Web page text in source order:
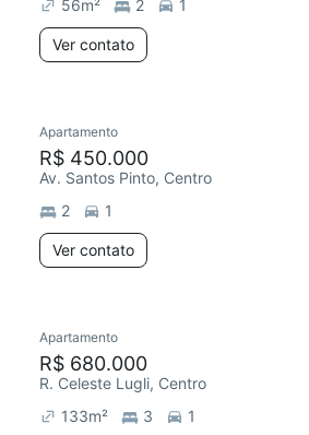
56m² 2 1
Ver contato
Apartamento
R$ 450.000
Av. Santos Pinto, Centro
2
1
Ver contato
Apartamento
R$ 680.000
R. Celeste Lugli, Centro
133m² 3 1